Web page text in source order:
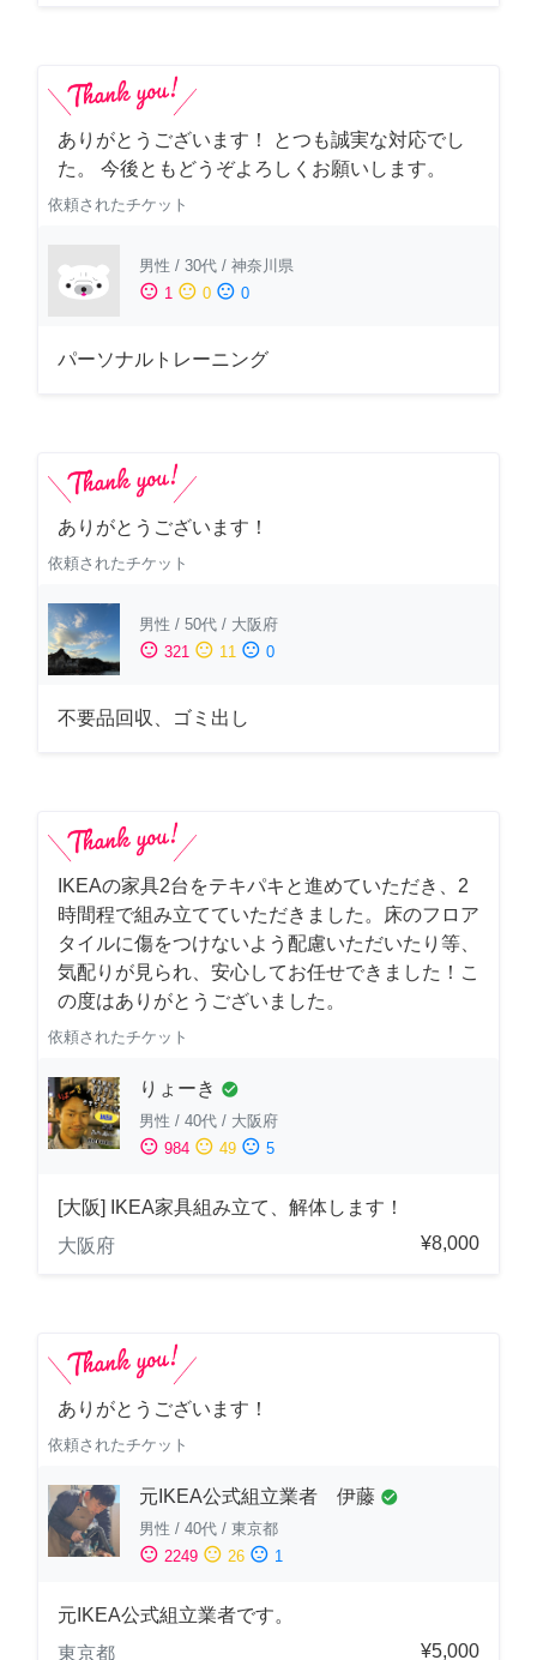
ありがとうございます！ とつも誠実な対応でし
た。 今後ともどうぞよろしくお願いします。
依頼されたチケット
男性 / 30代 / 神奈川県
sentiment_satisfied 1 sentiment_neutral 0 sentiment_dissatisfied 0
パーソナルトレーニング
ありがとうございます！
依頼されたチケット
男性 / 50代 / 大阪府
sentiment_satisfied 321 sentiment_neutral 11 sentiment_dissatisfied 0
不要品回収、ゴミ出し
IKEAの家具2台をテキパキと進めていただき、2
時間程で組み立てていただきました。床のフロア
タイルに傷をつけないよう配慮いただいたり等、
気配りが見られ、安心してお任せできました！こ
の度はありがとうございました。
依頼されたチケット
りょーき check_circle
男性 / 40代 / 大阪府
sentiment_satisfied 984 sentiment_neutral 49 sentiment_dissatisfied 5
[大阪] IKEA家具組み立て、解体します！
大阪府
¥8,000
ありがとうございます！
依頼されたチケット
元IKEA公式組立業者 伊藤 check_circle
男性 / 40代 / 東京都
sentiment_satisfied 2249 sentiment_neutral 26 sentiment_dissatisfied 1
元IKEA公式組立業者です。
東京都
¥5,000